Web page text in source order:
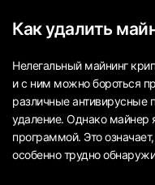
Как удалить
Нелегальный майнинг
и с ним можно бороться
различные
удаление. Однако майнер
программой. Это
особенно трудно